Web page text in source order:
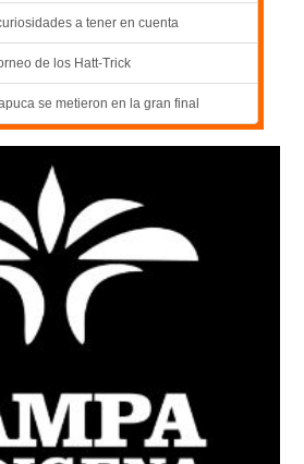
a tener en cuenta
de los Hatt-Trick
se metieron en la gran final